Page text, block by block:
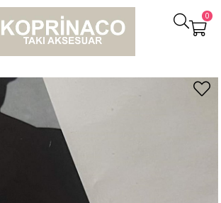
0
Özel Seri Vip Gümüş Kalp Küpe (3.20 Cm)